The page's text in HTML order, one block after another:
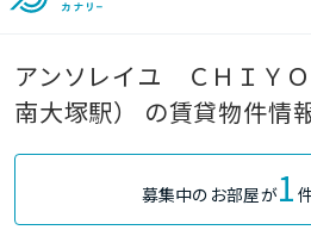
アンソレイユ ＣＨＩＹ
南大塚駅） の賃貸物件情
募集中のお部屋が1